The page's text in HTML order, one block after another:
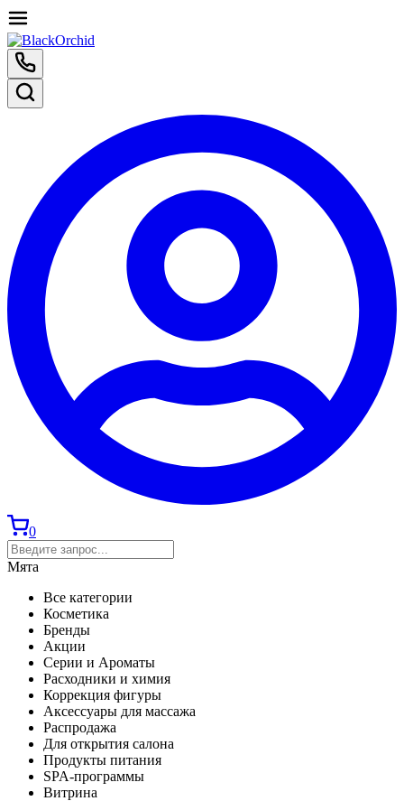
0
Мята
Все категории
Косметика
Бренды
Акции
Серии и Ароматы
Расходники и химия
Коррекция фигуры
Аксессуары для массажа
Распродажа
Для открытия салона
Продукты питания
SPA-программы
Витрина